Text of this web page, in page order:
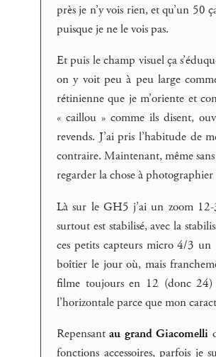
près je n’y vois rien, et qu’un 50
puisque je ne le vois pas.
Et puis le champ visuel ça
on y voit peu à peu large
rétinienne que je m’oriente et
« caillou » comme ils disent,
revends. J’ai pris l’habitude de
contraire. Maintenant, même
regarder la chose à
Là sur le GH5 j’ai un zoom
surtout est stabilisé, avec la
ces petits capteurs micro 4/3
boîtier le jour où, mais
filme toujours en 12 (donc 24)
l’horizontale parce que mon
Repensantau grand Giacomelli
fonctions accessoires, parfois